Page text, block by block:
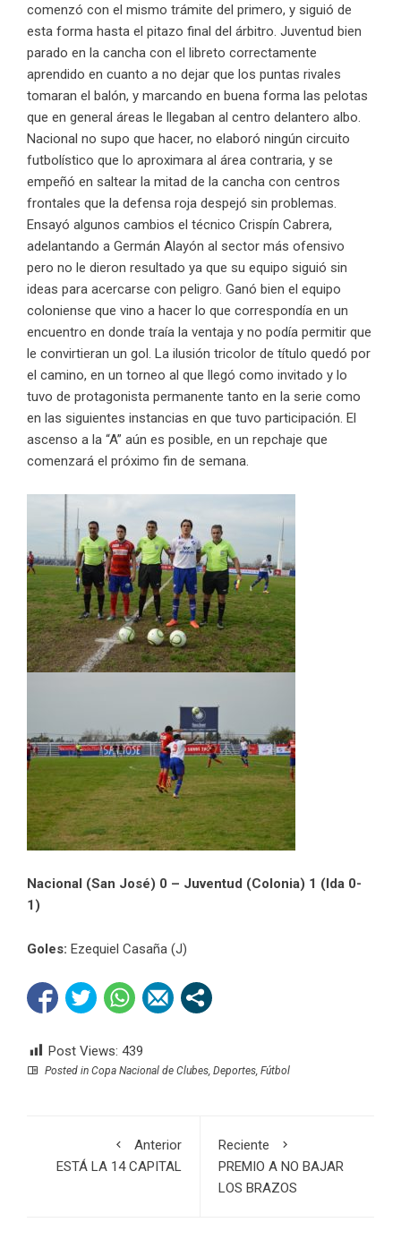
comenzó con el mismo trámite del primero, y siguió de
esta forma hasta el pitazo final del árbitro. Juventud bien
parado en la cancha con el libreto correctamente
aprendido en cuanto a no dejar que los puntas rivales
tomaran el balón, y marcando en buena forma las pelotas
que en general áreas le llegaban al centro delantero albo.
Nacional no supo que hacer, no elaboró ningún circuito
futbolístico que lo aproximara al área contraria, y se
empeñó en saltear la mitad de la cancha con centros
frontales que la defensa roja despejó sin problemas.
Ensayó algunos cambios el técnico Crispín Cabrera,
adelantando a Germán Alayón al sector más ofensivo
pero no le dieron resultado ya que su equipo siguió sin
ideas para acercarse con peligro. Ganó bien el equipo
coloniense que vino a hacer lo que correspondía en un
encuentro en donde traía la ventaja y no podía permitir que
le convirtieran un gol. La ilusión tricolor de título quedó por
el camino, en un torneo al que llegó como invitado y lo
tuvo de protagonista permanente tanto en la serie como
en las siguientes instancias en que tuvo participación. El
ascenso a la “A” aún es posible, en un repchaje que
comenzará el próximo fin de semana.
Nacional (San José) 0 – Juventud (Colonia) 1 (Ida 0-
1)
Goles: Ezequiel Casaña (J)
Post Views: 439
Posted in Copa Nacional de Clubes, Deportes, Fútbol
Anterior
ESTÁ LA 14 CAPITAL
Reciente
PREMIO A NO BAJAR
LOS BRAZOS